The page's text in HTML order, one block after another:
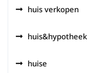
huis verkopen
huis&hypotheek
huise